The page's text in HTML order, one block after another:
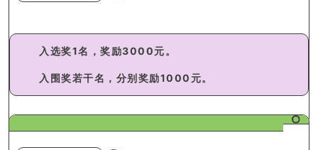
入选奖1名，奖励3000元。
入围奖若干名，分别奖励1000元。